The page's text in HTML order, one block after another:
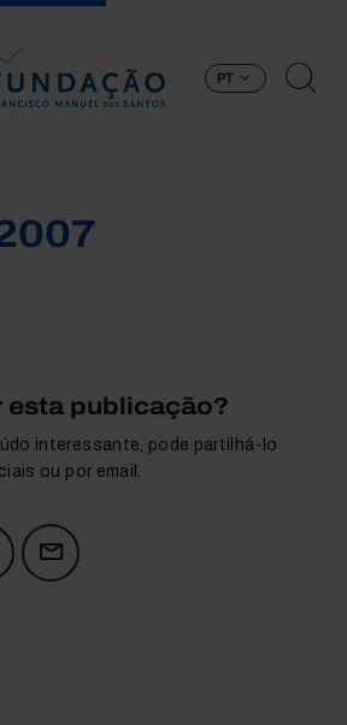
PT
esta publicação?
interessante, pode partilhá-lo
ou por email.